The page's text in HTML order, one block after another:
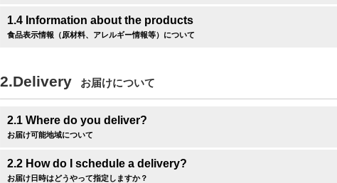
1.4 Information about the products
食品表示情報（原材料、アレルギー情報等）について
2.Delivery お届けについて
2.1 Where do you deliver?
お届け可能地域について
2.2 How do I schedule a delivery?
お届け日時はどうやって指定しますか？